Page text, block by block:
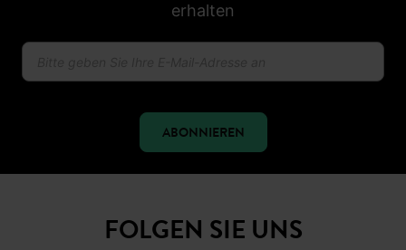
erhalten
ABONNIEREN
FOLGEN SIE UNS